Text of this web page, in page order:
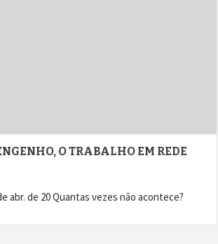
O TRABALHO EM REDE
abr. de 20 Quantas vezes não acontece?